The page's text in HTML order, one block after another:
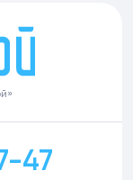
47